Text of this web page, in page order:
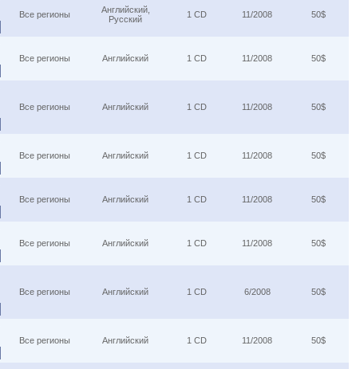
Все регионы
Английский,
Русский
1 CD 11/2008 50$
Все регионы Английский 1 CD 11/2008 50$
Все регионы Английский 1 CD 11/2008 50$
Все регионы Английский 1 CD 11/2008 50$
Все регионы Английский 1 CD 11/2008 50$
Все регионы Английский 1 CD 11/2008 50$
Все регионы Английский 1 CD 6/2008 50$
Все регионы Английский 1 CD 11/2008 50$